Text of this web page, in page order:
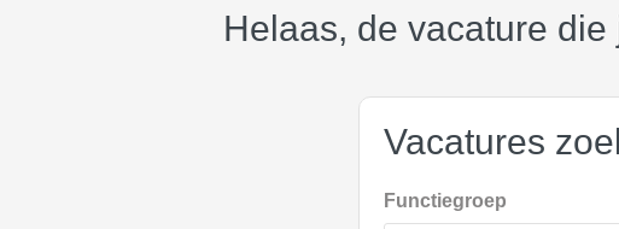
Helaas, de vacature
Vacatures
Functiegroep